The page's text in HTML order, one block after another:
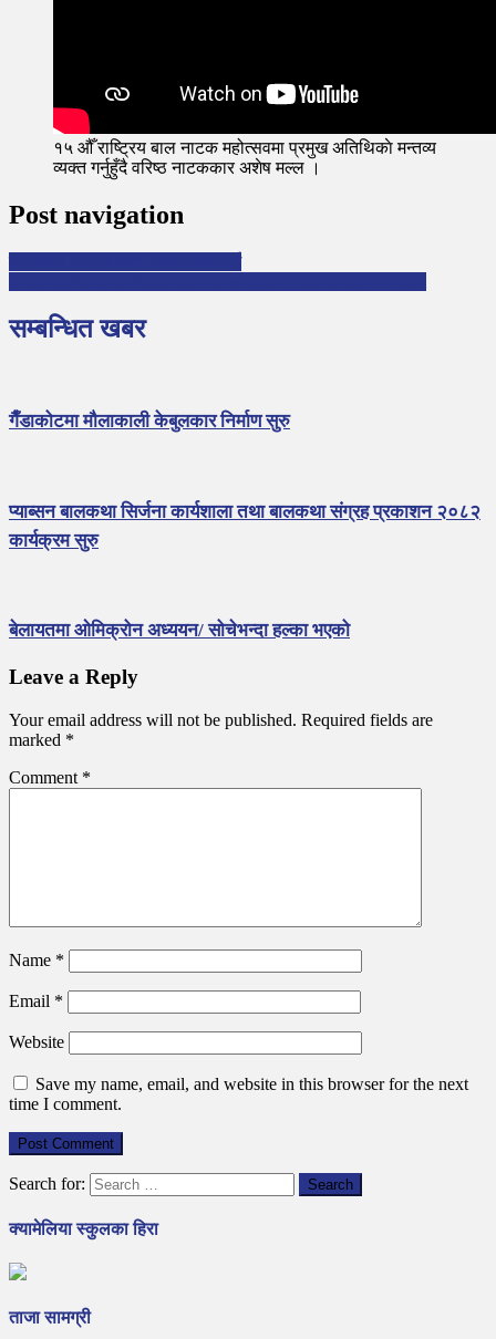
१५ औँ राष्ट्रिय बाल नाटक महोत्सवमा प्रमुख अतिथिकाे मन्तव्य
व्यक्त गर्नुहुँदै वरिष्ठ नाटककार अशेष मल्ल ।
Post navigation
सम्बन्धित खबर
गैँडाकोटमा मौलाकाली केबुलकार निर्माण सुरु
प्याब्सन बालकथा सिर्जना कार्यशाला तथा बालकथा संग्रह प्रकाशन २०८२
कार्यक्रम सुरु
बेलायतमा ओमिक्रोन अध्ययन/ सोचेभन्दा हल्का भएको
Leave a Reply
Your email address will not be published. Required fields are
marked *
Comment *
Name *
Email *
Website
Save my name, email, and website in this browser for the next
time I comment.
Search for:
क्यामेलिया स्कुलका हिरा
ताजा सामग्री